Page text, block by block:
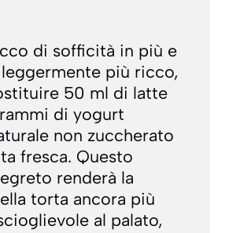
di sofficità in più e
più ricco,
50 ml di latte
di yogurt
non zuccherato
fresca. Questo
renderà la
torta ancora più
al palato,